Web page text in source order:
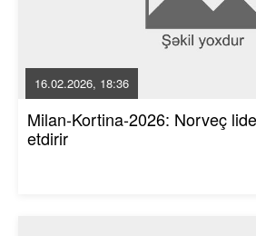
16.02.2026, 18:36
Milan-Kortina-2026: Norveç
etdirir